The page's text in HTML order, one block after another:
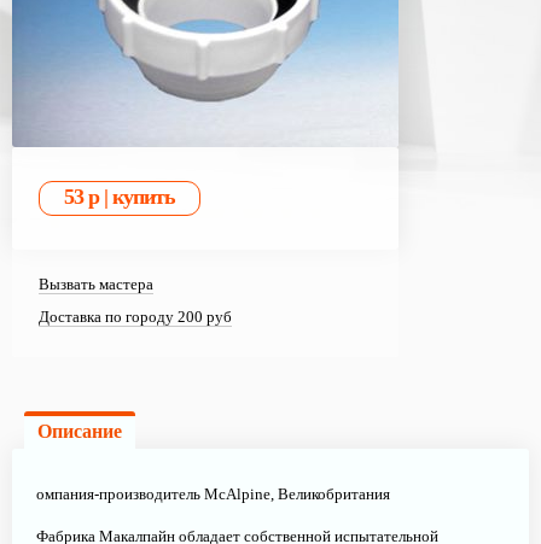
Вызвать мастера
Доставка по городу 200 руб
Описание
омпания-производитель McAlpine, Великобритания
Фабрика Макалпайн обладает собственной испытательной